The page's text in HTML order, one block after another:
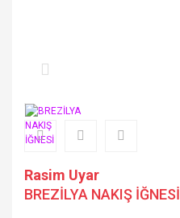
Rasim Uyar
BREZİLYA NAKIŞ İĞNESİ